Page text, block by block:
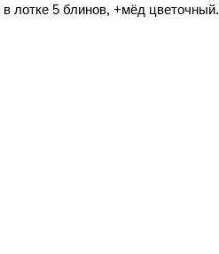
лотке 5 блинов, +мёд цветочный.